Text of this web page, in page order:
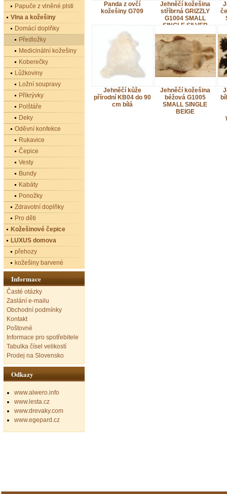
Panda z ovčí
kožešiny G709
Jehněčí kožešina
stříbrná GRIZZLY
G1004 SMALL
SINGLE SILVER
GRIZZLY
Jehněčí kůže
přírodní KB04 do 90
cm bílá
Jehněčí kožešina
béžová G1005
SMALL SINGLE
BEIGE
Papuče z vlněné plsti
Vlna a kožešiny
Domácí doplňky
Předložky
Medicinální kožešiny
Koberečky
Lůžkoviny
Ložní soupravy
Přikrývky
Polštáře
Deky
Oděvní konfekce
Rukavice
Čepice
Vesty
Bundy
Kabáty
Ponožky
Zdravotní doplňky
Pro děti
Kožešinové čepice
LUXUS domova
přehozy
kožešiny barvené
Informace
Časté otázky
Zaslání e-mailu
Obchodní podmínky
Kontakt
Poštovné
Informace pro spotřebitele
Tabulka čísel velikostí
Prodej na Slovensko
Odkazy
www.alwero.info
www.lesta.cz
www.drevaky.com
www.egepard.cz